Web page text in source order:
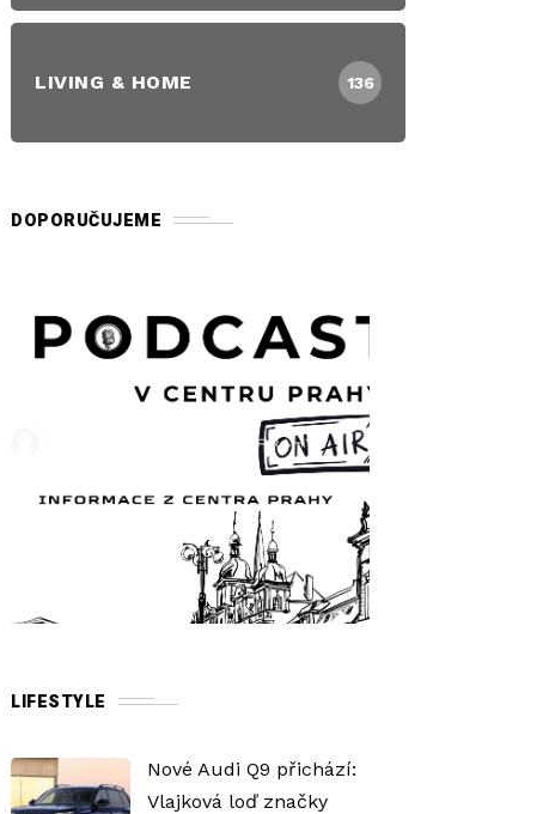
LIVING & HOME 136
DOPORUČUJEME
LIFESTYLE
Nové Audi Q9 přichází:
Vlajková loď značky